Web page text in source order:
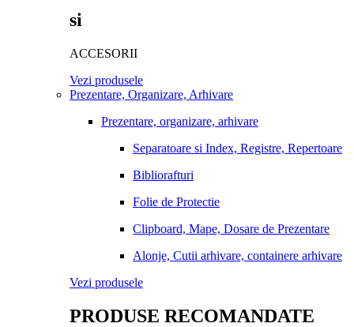
si
ACCESORII
Vezi produsele
Prezentare, Organizare, Arhivare
Prezentare, organizare, arhivare
Separatoare si Index, Registre, Repertoare
Bibliorafturi
Folie de Protectie
Clipboard, Mape, Dosare de Prezentare
Alonje, Cutii arhivare, containere arhivare
Vezi produsele
PRODUSE RECOMANDATE